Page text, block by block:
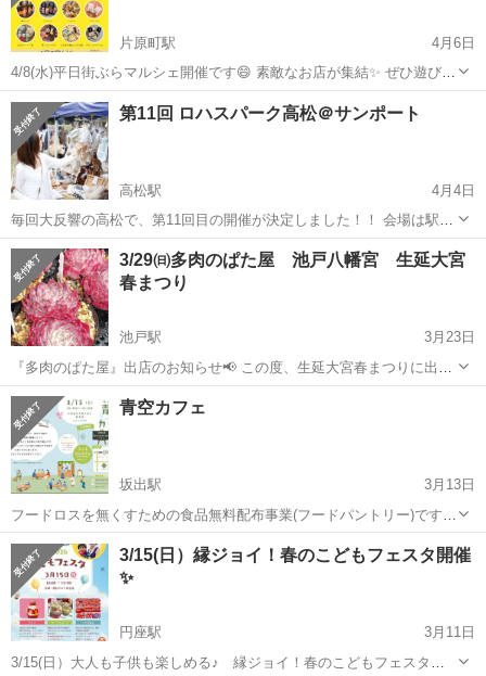
片原町駅
4月6日
4/8(水)平日街ぶらマルシェ開催です😄 素敵なお店が集結✨ ぜひ遊びに
来て下さいね〜 お店紹介をします 【A.muffin/えーどっとまふぃん】
マフィン、シフォン、焼き菓子 【楓Bless （カエデブレス）】 オル...
香川 高松市 片原町駅 地域/お祭り マルシェ
第11回 ロハスパーク高松＠サンポート
高松駅
4月4日
毎回大反響の高松で、第11回目の開催が決定しました！！ 会場は駅か
らも近く、前回も非常に多くの方にご来場いただいたサンポートでの
開催です！ 回数を重ね、高松市の方にかなり認知して頂いておりま
す。 今回も多くの来場者...
香川 高松市 高松駅 地域/お祭り ロハス
3/29㈰多肉のぱた屋 池戸八幡宮 生延大宮
春まつり
池戸駅
3月23日
『多肉のぱた屋』出店のお知らせ📢 この度、生延大宮春まつりに出店
することになりました 桜も咲き始め お花見がてら遊びにいらしてくだ
さい 🌸参加イベント名：生延大宮春まつり 🌸日時：3/29㈰9:00〜
16:30 🌸場所...
香川 木田郡 池戸駅
青空カフェ
坂出駅
3月13日
フードロスを無くすための食品無料配布事業(フードパントリー)です。
おかげさまで3周年を迎えました。いつもありがとうございます。 今
回は3周年記念でオリジナルパフェ作りを開催します。 寄付食品のお
渡しは美酢（ミ...
香川 坂出市 坂出駅 地域/お祭り フードロス
3/15(日）縁ジョイ！春のこどもフェスタ開催
✨
円座駅
3月11日
3/15(日）大人も子供も楽しめる♪ 縁ジョイ！春のこどもフェスタ